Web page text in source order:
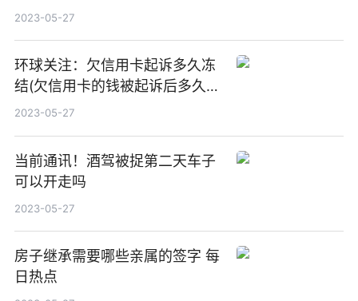
2023-05-27
环球关注：欠信用卡起诉多久冻
结(欠信用卡的钱被起诉后多久抓
人)
2023-05-27
当前通讯！酒驾被捉第二天车子
可以开走吗
2023-05-27
房子继承需要哪些亲属的签字 每
日热点